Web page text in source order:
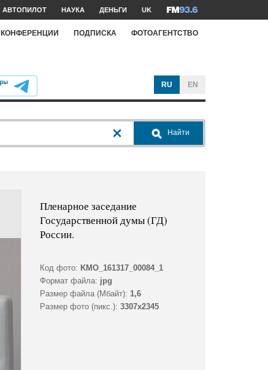
АВТОПИЛОТ НАУКА ДЕНЬГИ UK
КОНФЕРЕНЦИИ ПОДПИСКА ФОТОАГЕНТСТВО
RU EN
Найти
Пленарное заседание
Государственной думы (ГД)
России.
Код фото: KMO_161317_00084_1
Формат файла: jpg
Размер файла (Мбайт): 1,6
Размер фото (пикс.): 3307x2345